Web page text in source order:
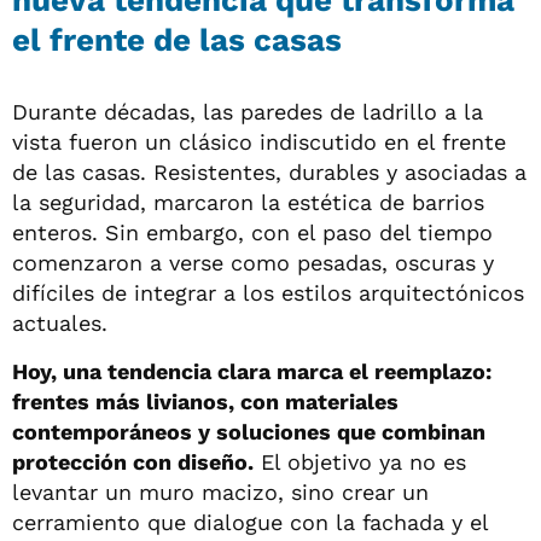
el frente de las casas
Durante décadas, las paredes de ladrillo a la
vista fueron un clásico indiscutido en el frente
de las casas. Resistentes, durables y asociadas a
la seguridad, marcaron la estética de barrios
enteros. Sin embargo, con el paso del tiempo
comenzaron a verse como pesadas, oscuras y
difíciles de integrar a los estilos arquitectónicos
actuales.
Hoy, una tendencia clara marca el reemplazo:
frentes más livianos, con materiales
contemporáneos y soluciones que combinan
protección con diseño. El objetivo ya no es
levantar un muro macizo, sino crear un
cerramiento que dialogue con la fachada y el